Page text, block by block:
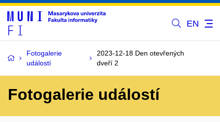
EN
Fotogalerie
událostí
2023-12-18 Den otevřených
dveří 2
Fotogalerie událostí